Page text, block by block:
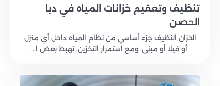
تنظيف وتعقيم خزانات المياه في دبا
الحصن
الخزان النظيف جزء أساسي من نظام المياه داخل أي منزل
أو فيلا أو مبنى. ومع استمرار التخزين، تهبط بعض ا..